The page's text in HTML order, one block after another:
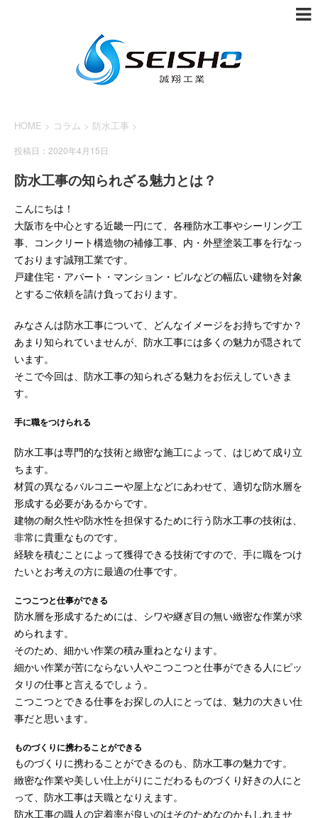
HOME > コラム > 防水工事 >
投稿日：2020年4月15日
防水工事の知られざる魅力とは？
こんにちは！
大阪市を中心とする近畿一円にて、各種防水工事やシーリング工
事、コンクリート構造物の補修工事、内・外壁塗装工事を行なっ
ております誠翔工業です。
戸建住宅・アパート・マンション・ビルなどの幅広い建物を対象
とするご依頼を請け負っております。
みなさんは防水工事について、どんなイメージをお持ちですか？
あまり知られていませんが、防水工事には多くの魅力が隠されて
います。
そこで今回は、防水工事の知られざる魅力をお伝えしていきま
す。
手に職をつけられる
防水工事は専門的な技術と緻密な施工によって、はじめて成り立
ちます。
材質の異なるバルコニーや屋上などにあわせて、適切な防水層を
形成する必要があるからです。
建物の耐久性や防水性を担保するために行う防水工事の技術は、
非常に貴重なものです。
経験を積むことによって獲得できる技術ですので、手に職をつけ
たいとお考えの方に最適の仕事です。
こつこつと仕事ができる
防水層を形成するためには、シワや継ぎ目の無い緻密な作業が求
められます。
そのため、細かい作業の積み重ねとなります。
細かい作業が苦にならない人やこつこつと仕事ができる人にピッ
タリの仕事と言えるでしょう。
こつこつとできる仕事をお探しの人にとっては、魅力の大きい仕
事だと思います。
ものづくりに携わることができる
ものづくりに携わることができるのも、防水工事の魅力です。
緻密な作業や美しい仕上がりにこだわるものづくり好きの人にと
って、防水工事は天職となりえます。
防水工事の職人の定着率が良いのはそのためなのかもしれませ